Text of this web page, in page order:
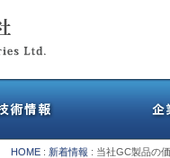
HOME : 新着情報 : 当社GC製品の